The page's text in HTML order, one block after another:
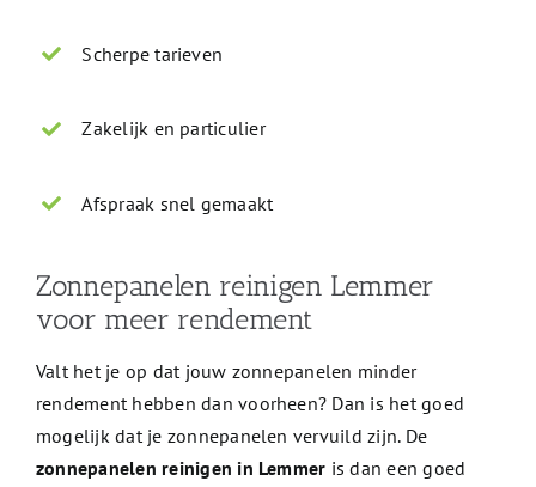
Scherpe tarieven
Zakelijk en particulier
Afspraak snel gemaakt
Zonnepanelen reinigen Lemmer
voor meer rendement
Valt het je op dat jouw zonnepanelen minder
rendement hebben dan voorheen? Dan is het goed
mogelijk dat je zonnepanelen vervuild zijn. De
zonnepanelen reinigen in Lemmer is dan een goed